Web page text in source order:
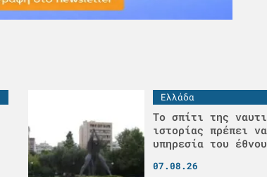
Ελλάδα
Το σπίτι της
ιστορίας πρέπει
υπηρεσία του
07.08.26